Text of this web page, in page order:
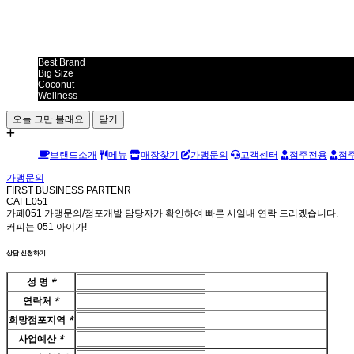
Best Brand
Big Size
Coconut
Wellness
오늘 그만 볼래요 닫기
브랜드소개 메뉴 매장찾기 가맹문의 고객센터 점주전용 점
가맹문의
FIRST BUSINESS PARTENR
CAFE051
카페051 가맹문의/점포개발 담당자가 확인하여 빠른 시일내 연락 드리겠습니다.
커피는 051 아이가!
상담 신청하기
성 명 *
연락처 *
희망점포지역 *
사업예산 *